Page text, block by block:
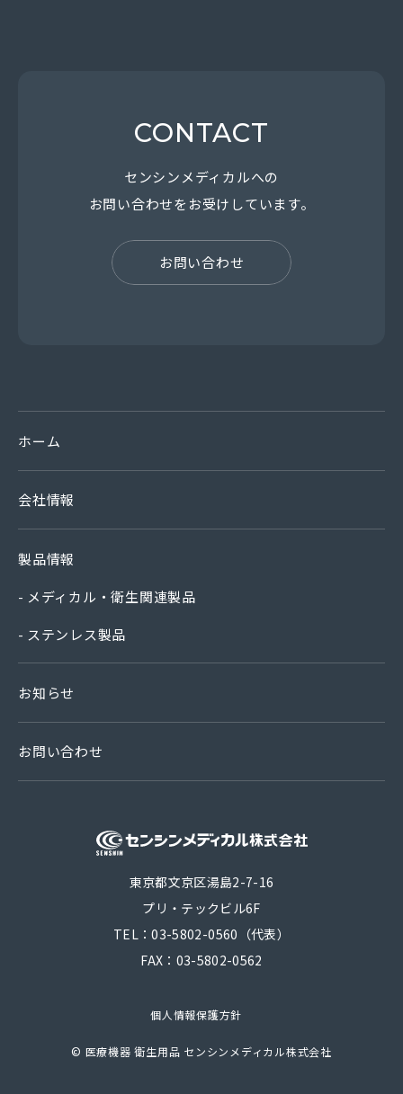
CONTACT
センシンメディカルへの
お問い合わせを お受けしています。
お問い合わせ
ホーム
会社情報
製品情報
メディカル・衛生関連製品
ステンレス製品
お知らせ
お問い合わせ
東京都文京区湯島2-7-16
プリ・テックビル6F
TEL：03-5802-0560（代表）
FAX：03-5802-0562
個人情報保護方針
© 医療機器 衛生用品 センシンメディカル株式会社